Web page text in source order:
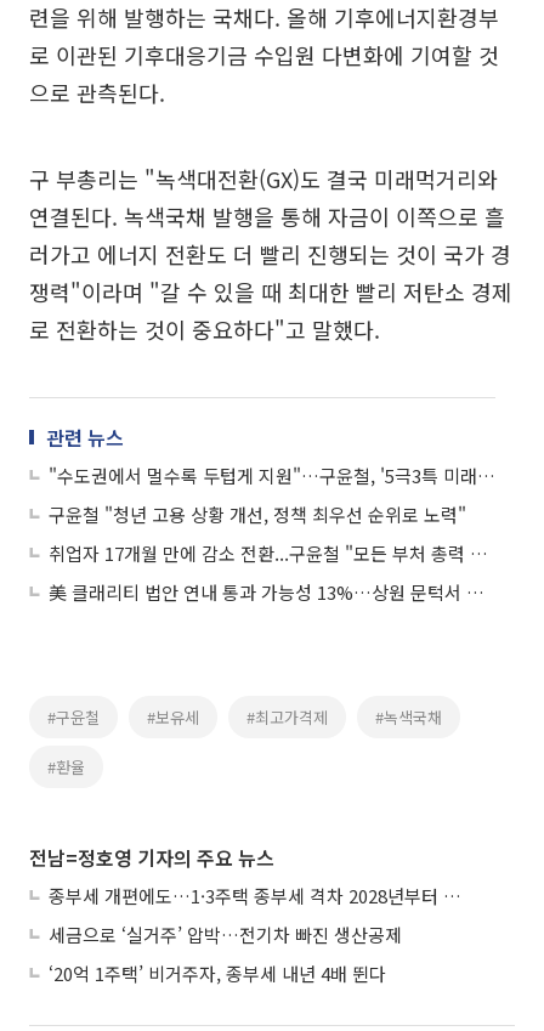
련을 위해 발행하는 국채다. 올해 기후에너지환경부
로 이관된 기후대응기금 수입원 다변화에 기여할 것
으로 관측된다.
구 부총리는 "녹색대전환(GX)도 결국 미래먹거리와
연결된다. 녹색국채 발행을 통해 자금이 이쪽으로 흘
러가고 에너지 전환도 더 빨리 진행되는 것이 국가 경
쟁력"이라며 "갈 수 있을 때 최대한 빨리 저탄소 경제
로 전환하는 것이 중요하다"고 말했다.
관련 뉴스
"수도권에서 멀수록 두텁게 지원"…구윤철, '5극3특 미래먹거리' 훑는다
구윤철 "청년 고용 상황 개선, 정책 최우선 순위로 노력"
취업자 17개월 만에 감소 전환...구윤철 "모든 부처 총력 대응"
美 클래리티 법안 연내 통과 가능성 13%…상원 문턱서 제동
#구윤철 #보유세 #최고가격제 #녹색국채
#환율
전남=정호영 기자의 주요 뉴스
종부세 개편에도…1·3주택 종부세 격차 2028년부터 확대
세금으로 ‘실거주’ 압박…전기차 빠진 생산공제
‘20억 1주택’ 비거주자, 종부세 내년 4배 뛴다